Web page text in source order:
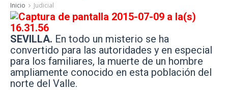
Inicio Judicial
SEVILLA. En todo un misterio se ha
convertido para las autoridades y en especial
para los familiares, la muerte de un hombre
ampliamente conocido en esta población del
norte del Valle.